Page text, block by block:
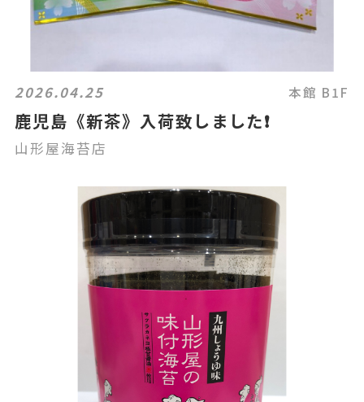
2026.04.25 本館 B1F
鹿児島《新茶》入荷致しました❗️
山形屋海苔店